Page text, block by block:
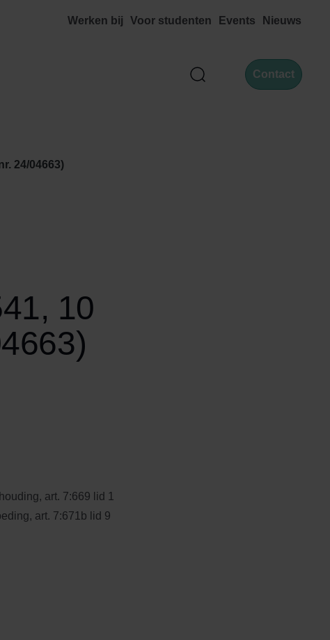
Werken bij Voor studenten Events Nieuws
Zoek Contact
24/04663)
10
art. 7:669 lid 1
art. 7:671b lid 9